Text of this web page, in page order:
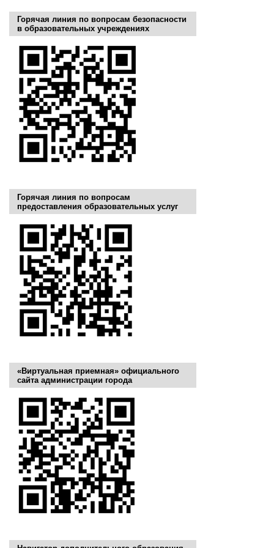
Горячая линия по вопросам безопасности
в образовательных учреждениях
Горячая линия по вопросам
предоставления образовательных услуг
«Виртуальная приемная» официального
сайта администрации города